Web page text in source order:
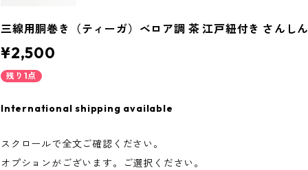
三線用胴巻き（ティーガ）ベロア調 茶 江戸紐付き さんしん
¥2,500
残り1点
International shipping available
スクロールで全文ご確認ください。
オプションがございます。ご選択ください。